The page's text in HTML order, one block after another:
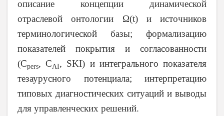
описание концепции динамической
отраслевой онтологии Ω(t) и источников
терминологической базы; формализацию
показателей покрытия и согласованности
(Cpers, CAI, SKI) и интегрального показателя
тезаурусного потенциала; интерпретацию
типовых диагностических ситуаций и выводы
для управленческих решений.